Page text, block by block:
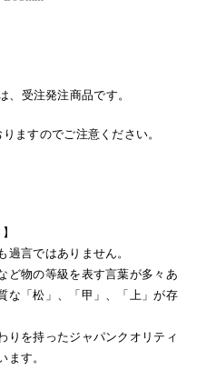
、受注発注商品です。
ますのでご注意ください。
言ではありません。
ど物の等級を表す言葉が多々あ
な「松」、「甲」、「上」が存
りを持ったジャパンクオリティ
ます。